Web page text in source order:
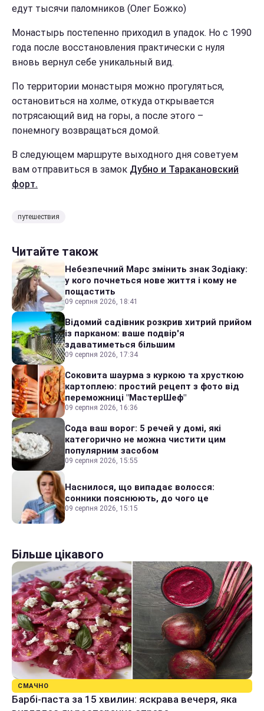
едут тысячи паломников (Олег Божко)
Монастырь постепенно приходил в упадок. Но с 1990
года после восстановления практически с нуля
вновь вернул себе уникальный вид.
По территории монастыря можно прогуляться,
остановиться на холме, откуда открывается
потрясающий вид на горы, а после этого –
понемногу возвращаться домой.
В следующем маршруте выходного дня советуем
вам отправиться в замок Дубно и Таракановский
форт.
путешествия
Читайте також
Небезпечний Марс змінить знак Зодіаку:
у кого почнеться нове життя і кому не
пощастить
09 серпня 2026, 18:41
Відомий садівник розкрив хитрий прийом
із парканом: ваше подвір'я
здаватиметься більшим
09 серпня 2026, 17:34
Соковита шаурма з куркою та хрусткою
картоплею: простий рецепт з фото від
переможниці "МастерШеф"
09 серпня 2026, 16:36
Сода ваш ворог: 5 речей у домі, які
категорично не можна чистити цим
популярним засобом
09 серпня 2026, 15:55
Наснилося, що випадає волосся:
сонники пояснюють, до чого це
09 серпня 2026, 15:15
Більше цікавого
СМАЧНО
Барбі-паста за 15 хвилин: яскрава вечеря, яка